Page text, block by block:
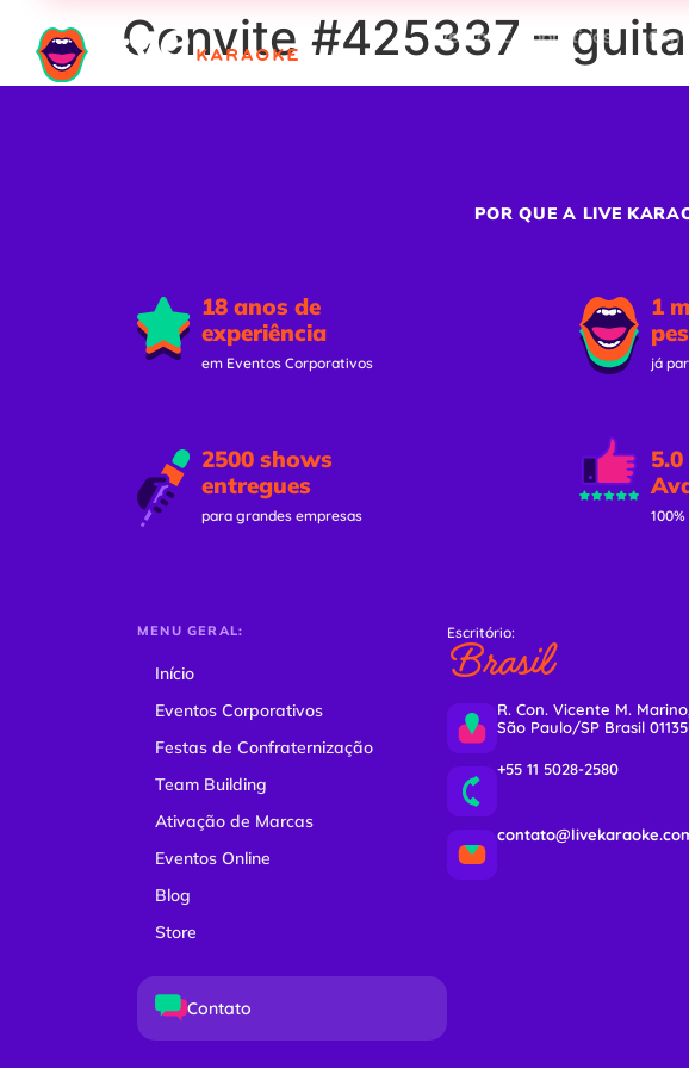
Eventos Corporativos
Convite #425337 –
POR QUE A LIVE
18 anos de
experiência
em Eventos Corporativos
2500 shows
entregues
para grandes empresas
1
já
MENU GERAL:
Início
Eventos Corporativos
Festas de Confraternização
Team Building
Ativação de Marcas
Eventos Online
Blog
Store
Contato
Escritório:
Brasil
R. Con. Vicente M.
São Paulo/SP Brasil
+55 11 5028-2580